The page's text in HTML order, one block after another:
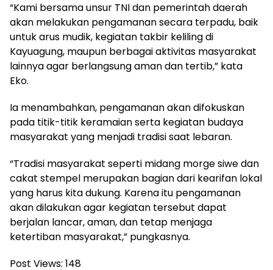
“Kami bersama unsur TNI dan pemerintah daerah
akan melakukan pengamanan secara terpadu, baik
untuk arus mudik, kegiatan takbir keliling di
Kayuagung, maupun berbagai aktivitas masyarakat
lainnya agar berlangsung aman dan tertib,” kata
Eko.
Ia menambahkan, pengamanan akan difokuskan
pada titik-titik keramaian serta kegiatan budaya
masyarakat yang menjadi tradisi saat lebaran.
“Tradisi masyarakat seperti midang morge siwe dan
cakat stempel merupakan bagian dari kearifan lokal
yang harus kita dukung. Karena itu pengamanan
akan dilakukan agar kegiatan tersebut dapat
berjalan lancar, aman, dan tetap menjaga
ketertiban masyarakat,” pungkasnya.
Post Views: 148